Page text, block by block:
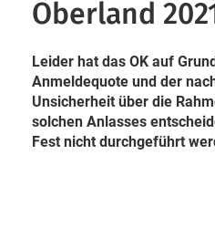
Oberland
Leider hat das OK auf
Anmeldequote und der
Unsicherheit über die
solchen Anlasses
Fest nicht durchgeführt